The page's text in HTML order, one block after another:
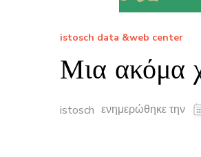
istosch data &web center
Μια ακόμα
istosch ενημερώθηκε την